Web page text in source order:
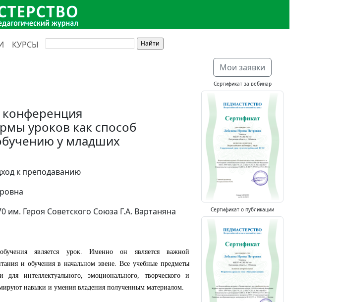
КУРСЫ
конференция
уроков как способ
у младших
к преподаванию
Героя Советского Союза Г.А. Вартаняна
является урок. Именно он является важной
и обучения в начальном звене. Все учебные предметы
интеллектуального, эмоционального, творческого и
навыки и умения владения полученным материалом.
Мои заявки
Сертификат за вебинар
Сертификат о публикации